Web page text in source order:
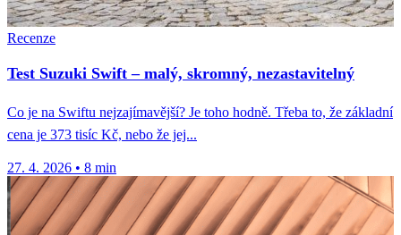
Recenze
Test Suzuki Swift – malý, skromný, nezastavitelný
Co je na Swiftu nejzajímavější? Je toho hodně. Třeba to, že základní
cena je 373 tisíc Kč, nebo že jej...
27. 4. 2026 • 8 min